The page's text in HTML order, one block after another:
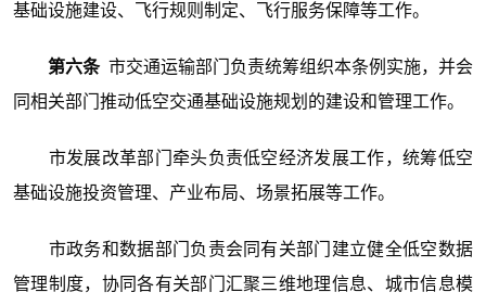
基础设施建设、飞行规则制定、飞行服务保障等工作。
第六条 市交通运输部门负责统筹组织本条例实施，并会
同相关部门推动低空交通基础设施规划的建设和管理工作。
市发展改革部门牵头负责低空经济发展工作，统筹低空
基础设施投资管理、产业布局、场景拓展等工作。
市政务和数据部门负责会同有关部门建立健全低空数据
管理制度，协同各有关部门汇聚三维地理信息、城市信息模